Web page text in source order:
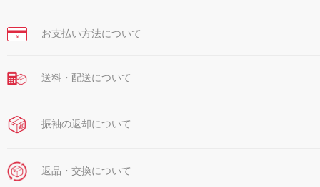
￥ お支払い方法について
送料・配送について
振袖の返却について
返品・交換について